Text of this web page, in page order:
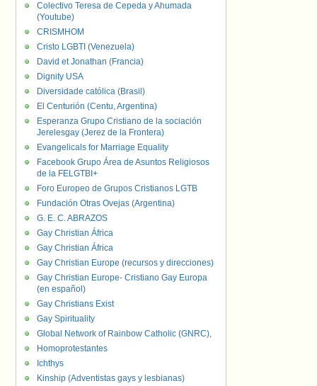
Colectivo Teresa de Cepeda y Ahumada
(Youtube)
CRISMHOM
Cristo LGBTI (Venezuela)
David et Jonathan (Francia)
Dignity USA
Diversidade católica (Brasil)
El Centurión (Centu, Argentina)
Esperanza Grupo Cristiano de la sociación
Jerelesgay (Jerez de la Frontera)
Evangelicals for Marriage Equality
Facebook Grupo Área de Asuntos Religiosos
de la FELGTBI+
Foro Europeo de Grupos Cristianos LGTB
Fundación Otras Ovejas (Argentina)
G. E. C. ABRAZOS
Gay Christian África
Gay Christian África
Gay Christian Europe (recursos y direcciones)
Gay Christian Europe- Cristiano Gay Europa
(en español)
Gay Christians Exist
Gay Spirituality
Global Network of Rainbow Catholic (GNRC),
Homoprotestantes
Ichthys
Kinship (Adventistas gays y lesbianas)